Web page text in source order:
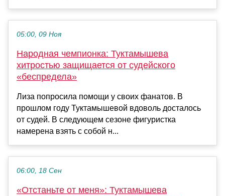
05:00, 09 Ноя
Народная чемпионка: Туктамышева
хитростью защищается от судейского
«беспредела»
Лиза попросила помощи у своих фанатов. В
прошлом году Туктамышевой вдоволь досталось
от судей. В следующем сезоне фигуристка
намерена взять с собой н...
06:00, 18 Сен
«Отстаньте от меня»: Туктамышева